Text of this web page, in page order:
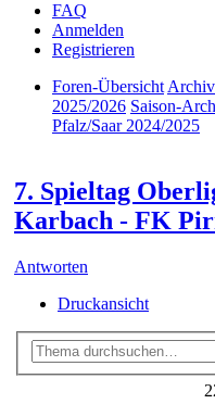
FAQ
Anmelden
Registrieren
Foren-Übersicht
2025/2026 Saison-
Pfalz/Saar 2024/2025
7. Spieltag
Karbach - FK
Antworten
Druckansicht